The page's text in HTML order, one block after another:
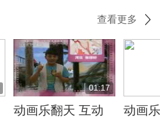
查看更多
01:17
动画乐翻天 互动
动画